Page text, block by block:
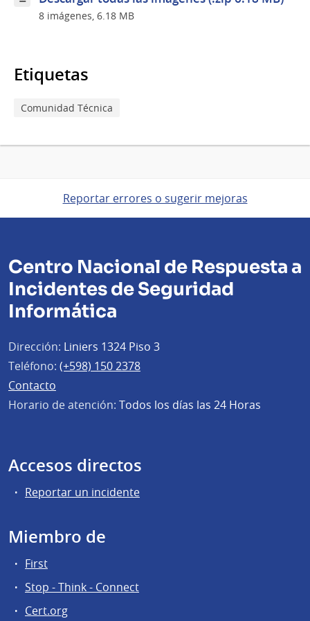
8 imágenes, 6.18 MB
Etiquetas
Comunidad Técnica
Reportar errores o sugerir mejoras
Centro Nacional de Respuesta a
Incidentes de Seguridad
Informática
Dirección: Liniers 1324 Piso 3
Teléfono: (+598) 150 2378
Contacto
Horario de atención: Todos los días las 24 Horas
Accesos directos
Reportar un incidente
Miembro de
First
Stop - Think - Connect
Cert.org